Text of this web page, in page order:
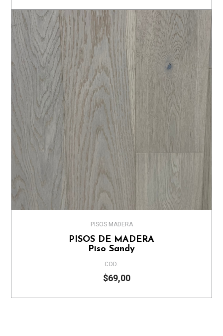
PISOS MADERA
PISOS DE MADERA
Piso Sandy
COD:
$69,00